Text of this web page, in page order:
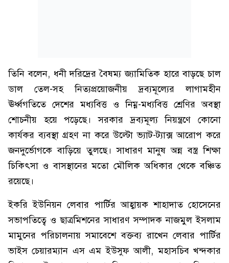
তিনি বলেন, ধনী দরিদ্রের বৈষম্য জ্যামিতিক হারে বাড়ছে চাল
ডাল তেল-সহ নিত্যপ্রয়োজনীয় দ্রব্যমূল্যের লাগামহীন
ঊর্ধ্বগতিতে দেশের মধ্যবিত্ত ও নিম্ন-মধ্যবিত্ত শ্রেণির অবস্থা
শোচনীয় হয়ে পড়েছে। সরকার দ্রব্যমূল্য নিয়ন্ত্রণে কোনো
কার্যকর ব্যবস্থা গ্রহণ না করে উল্টো ভ্যাট-ট্যাক্স আরোপ করে
জনদুর্ভোগকে বাড়িয়ে তুলছে। সাধারণ মানুষ অন্ন বস্ত্র শিক্ষা
চিকিৎসা ও বাসস্থানের মতো মৌলিক অধিকার থেকে বঞ্চিত
রয়েছে।
ইকরি ইউনিয়ন লেবার পার্টির আহ্বায়ক শাহাদাত হোসেনের
সভাপতিত্বে ও ছাত্রমিশনের সাধারণ সম্পাদক নাজমুল ইসলাম
মামুনের পরিচালনায় সমাবেশে বক্তব্য রাখেন লেবার পার্টির
ভাইস চেয়ারম্যান এস এম ইউসুফ আলী, মহাসচিব খন্দকার